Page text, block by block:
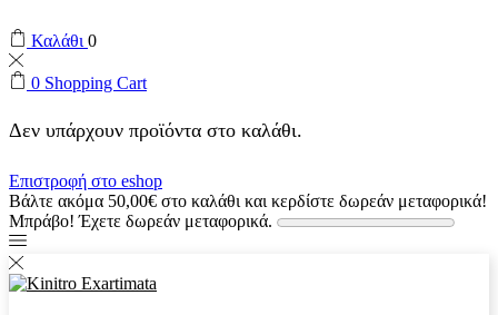
Καλάθι 0
0 Shopping Cart
Δεν υπάρχουν προϊόντα στο καλάθι.
Επιστροφή στο eshop
Βάλτε ακόμα 50,00€ στο καλάθι και κερδίστε δωρεάν μεταφορικά!
Μπράβο! Έχετε δωρεάν μεταφορικά.